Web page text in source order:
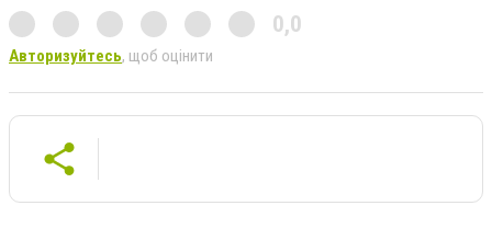
0,0
Авторизуйтесь, щоб оцінити